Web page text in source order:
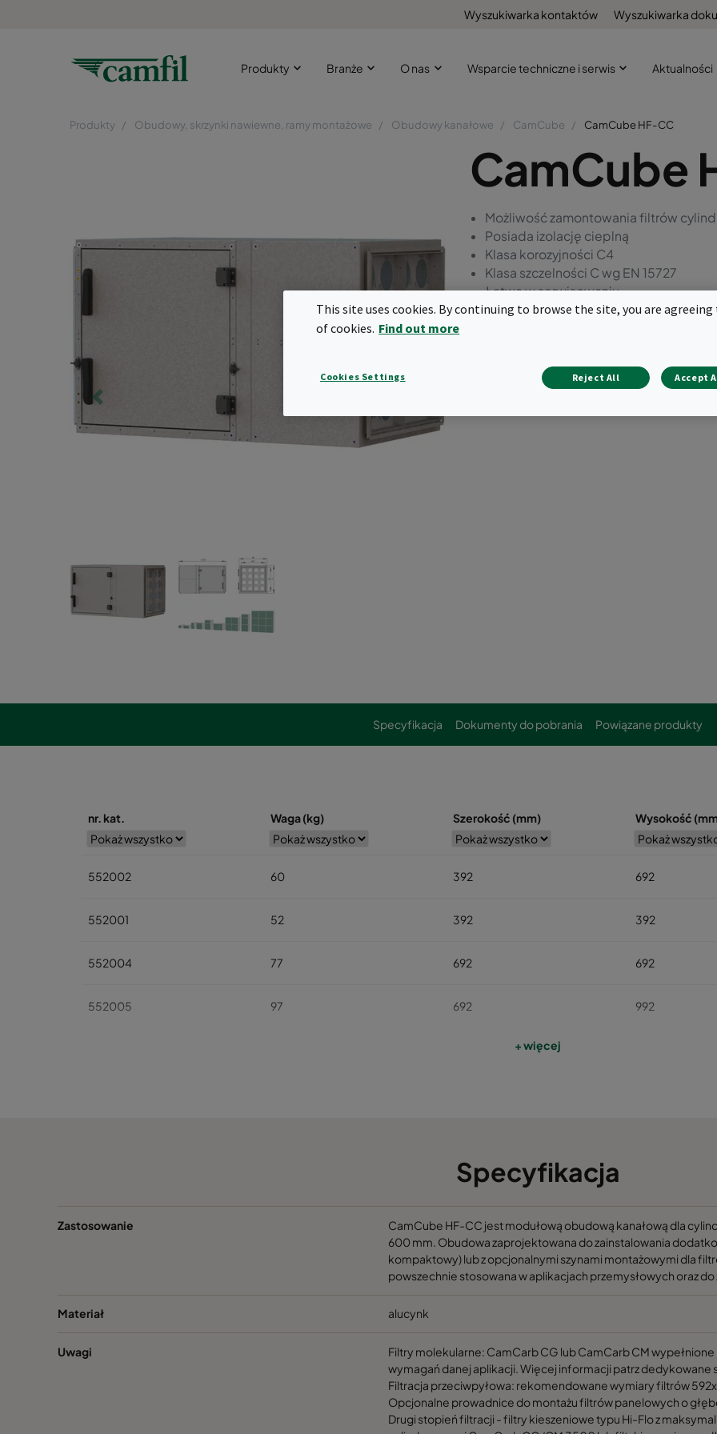
Wyszukiwarka kontaktów Wyszukiwarka
Produkty Branże O nas Wsparcie techniczne i serwis Aktualności
Produkty Obudowy, skrzynki nawiewne, ramy montażowe Obudowy kanałowe CamCube CamCube HF-CC
CamCube
Możliwość zamontowania filtrów
Posiada izolację cieplną
Klasa korozyjności C4
Klasa szczelności C wg EN 15727
Łatwa w serwisowaniu
Możliwy montaż dwóch stopni filtracji
Specyfikacja Dokumenty do pobrania Powiązane produkty
nr. kat. Waga (kg) Szerokość (mm) Wysokość
552002 60 392 692
552001 52 392 392
552004 77 692 692
552005 97 692 992
1292
552015 1292 992
1292 1292
552018
552021 1592 1292
1592 1892
+ więcej
Specyfikacja
Zastosowanie
CamCube HF-CC jest modułową obudową kanałową dla
600 mm. Obudowa zaprojektowana do zainstalowania
kompaktowy) lub z opcjonalnymi szynami montażowymi dla
powszechnie stosowana w aplikacjach przemysłowych oraz
Materiał alucynk
Uwagi
Filtry molekularne: CamCarb CG lub CamCarb CM
wymagań danej aplikacji. Więcej informacji patrz
Filtracja przeciwpyłowa: rekomendowane wymiary filtrów
Opcjonalne prowadnice do montażu filtrów panelowych o
Drugi stopień filtracji - filtry kieszeniowe typu Hi-Flo z
This site uses cookies. By continuing to browse the site, you are agreeing
of cookies. Find out more
Cookies Settings Reject All Accept